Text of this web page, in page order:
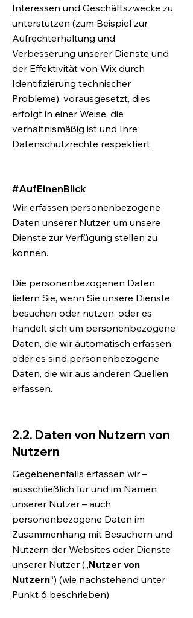
Interessen und Geschäftszwecke zu
unterstützen (zum Beispiel zur
Aufrechterhaltung und
Verbesserung unserer Dienste und
der Effektivität von Wix durch
Identifizierung technischer
Probleme), vorausgesetzt, dies
erfolgt in einer Weise, die
verhältnismäßig ist und Ihre
Datenschutzrechte respektiert.
#AufEinenBlick
Wir erfassen personenbezogene
Daten unserer Nutzer, um unsere
Dienste zur Verfügung stellen zu
können.
Die personenbezogenen Daten
liefern Sie, wenn Sie unsere Dienste
besuchen oder nutzen, oder es
handelt sich um personenbezogene
Daten, die wir automatisch erfassen,
oder es sind personenbezogene
Daten, die wir aus anderen Quellen
erfassen.
2.2. Daten von Nutzern von
Nutzern
Gegebenenfalls erfassen wir –
ausschließlich für und im Namen
unserer Nutzer – auch
personenbezogene Daten im
Zusammenhang mit Besuchern und
Nutzern der Websites oder Dienste
unserer Nutzer („Nutzer von
Nutzern“) (wie nachstehend unter
Punkt 6 beschrieben).